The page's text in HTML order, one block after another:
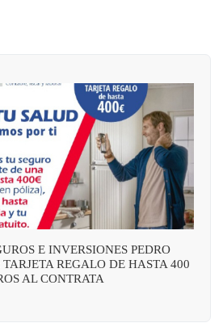
E INVERSIONES PEDRO
REGALO DE HASTA 400
AL CONTRATA